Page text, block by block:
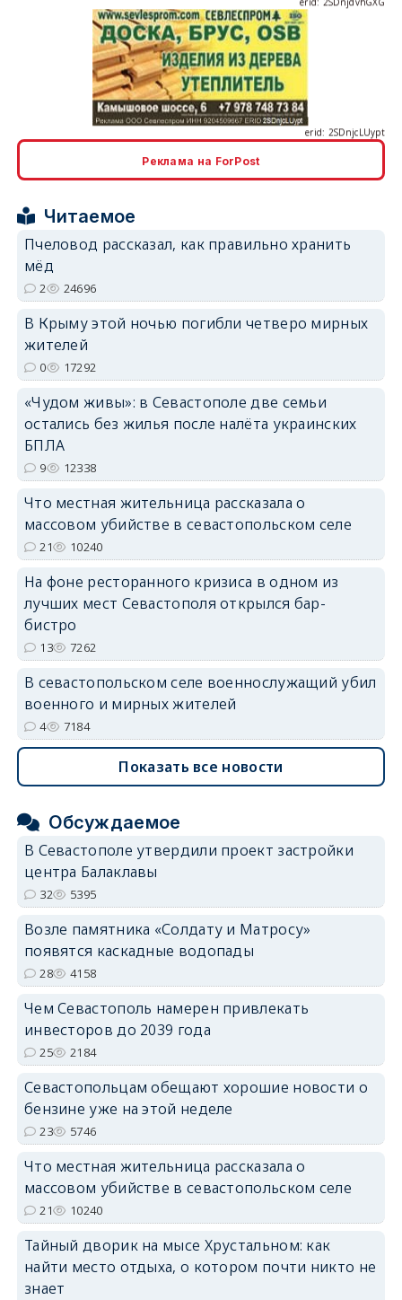
erid: 2SDnjdPjgYS
Реклама на ForPost
Читаемое
Пчеловод рассказал, как правильно хранить
мёд
2 24696
В Крыму этой ночью погибли четверо мирных
жителей
0 17292
«Чудом живы»: в Севастополе две семьи
остались без жилья после налёта украинских
БПЛА
9 12338
Что местная жительница рассказала о
массовом убийстве в севастопольском селе
21 10240
На фоне ресторанного кризиса в одном из
лучших мест Севастополя открылся бар-
бистро
13 7262
В севастопольском селе военнослужащий убил
военного и мирных жителей
4 7184
Показать все новости
Обсуждаемое
В Севастополе утвердили проект застройки
центра Балаклавы
32 5395
Возле памятника «Солдату и Матросу»
появятся каскадные водопады
28 4158
Чем Севастополь намерен привлекать
инвесторов до 2039 года
25 2184
Севастопольцам обещают хорошие новости о
бензине уже на этой неделе
23 5746
Что местная жительница рассказала о
массовом убийстве в севастопольском селе
21 10240
Тайный дворик на мысе Хрустальном: как
найти место отдыха, о котором почти никто не
знает